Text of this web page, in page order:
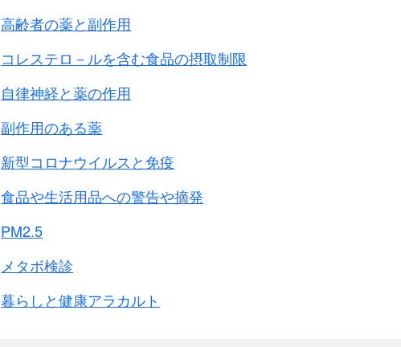
高齢者の薬と副作用
コレステロ－ルを含む食品の摂取制限
自律神経と薬の作用
副作用のある薬
新型コロナウイルスと免疫
食品や生活用品への警告や摘発
PM2.5
メタボ検診
暮らしと健康アラカルト